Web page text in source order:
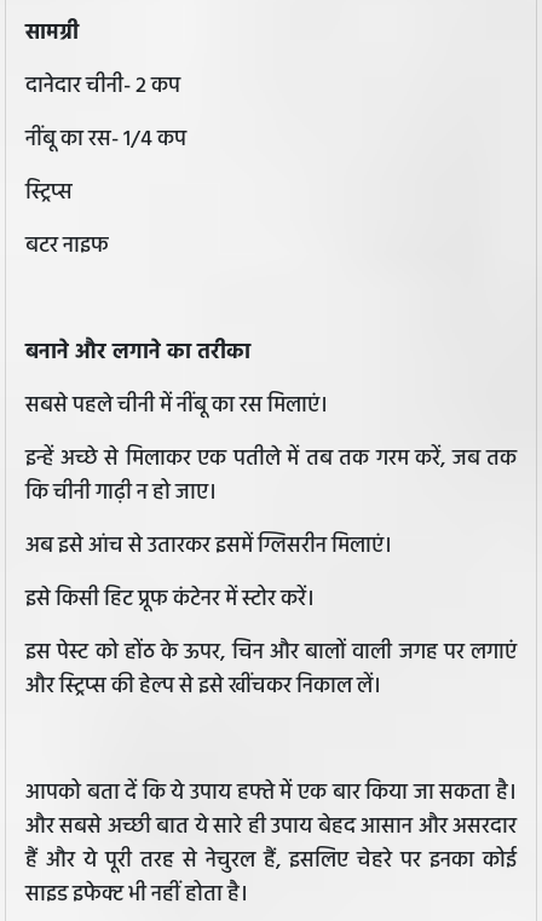
सामग्री
दानेदार चीनी- 2 कप
नींबू का रस- 1/4 कप
स्ट्रिप्स
बटर नाइफ
बनाने और लगाने का तरीका
सबसे पहले चीनी में नींबू का रस मिलाएं।
इन्हें अच्छे से मिलाकर एक पतीले में तब तक गरम करें, जब तक
कि चीनी गाढ़ी न हो जाए।
अब इसे आंच से उतारकर इसमें ग्लिसरीन मिलाएं।
इसे किसी हिट प्रूफ कंटेनर में स्टोर करें।
इस पेस्‍ट को होंठ के ऊपर, चिन और बालों वाली जगह पर लगाएं
और स्ट्रिप्‍स की हेल्‍प से इसे खींचकर निकाल लें।
आपको बता दें कि ये उपाय हफ्ते में एक बार किया जा सकता है।
और सबसे अच्‍छी बात ये सारे ही उपाय बेहद आसान और असरदार
हैं और ये पूरी तरह से नेचुरल हैं, इसलिए चेहरे पर इनका कोई
साइड इफेक्‍ट भी नहीं होता है।